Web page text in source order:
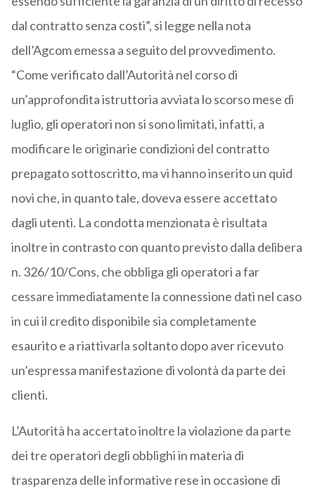
dal contratto senza costi”, si legge nella nota
dell’Agcom emessa a seguito del provvedimento.
“Come verificato dall’Autorità nel corso di
un’approfondita istruttoria avviata lo scorso mese di
luglio, gli operatori non si sono limitati, infatti, a
modificare le originarie condizioni del contratto
prepagato sottoscritto, ma vi hanno inserito un quid
novi che, in quanto tale, doveva essere accettato
dagli utenti. La condotta menzionata è risultata
inoltre in contrasto con quanto previsto dalla delibera
n. 326/10/Cons, che obbliga gli operatori a far
cessare immediatamente la connessione dati nel caso
in cui il credito disponibile sia completamente
esaurito e a riattivarla soltanto dopo aver ricevuto
un’espressa manifestazione di volontà da parte dei
clienti.
L’Autorità ha accertato inoltre la violazione da parte
dei tre operatori degli obblighi in materia di
trasparenza delle informative rese in occasione di